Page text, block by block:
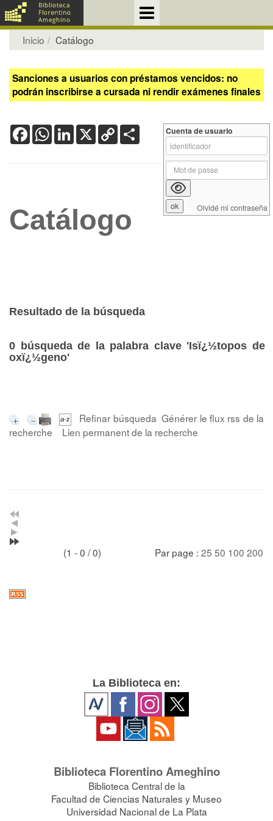
Inicio Catálogo
Sanciones a usuarios con préstamos vencidos: no
podrán inscribirse a cursada ni rendir exámenes finales
FacebookWhatsApp
LinkedIn
X Copy
Link
Catálogo
Resultado de la búsqueda
0 búsqueda de la palabra clave 'Isï¿½topos de
oxï¿½geno'
Refinar búsqueda Générer le flux rss de la
recherche
Lien permanent de la recherche
(1 - 0 / 0) Par page : 25 50 100 200
Cuenta de usuario
Olvidé mi contraseña
La Biblioteca en:
Biblioteca Florentino Ameghino
Biblioteca Central de la
Facultad de Ciencias Naturales y Museo
Universidad Nacional de La Plata